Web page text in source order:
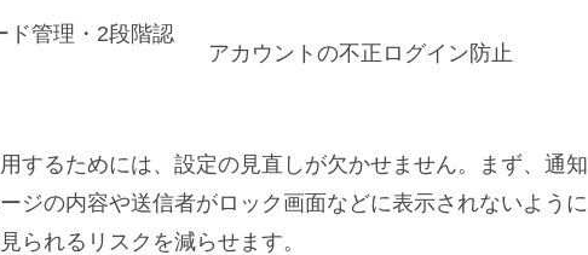
ド管理・2段階認
アカウントの不正ログイン防止
するためには、設定の見直しが欠かせません。まず、通知
ジの内容や送信者がロック画面などに表示されないように
られるリスクを減らせます。